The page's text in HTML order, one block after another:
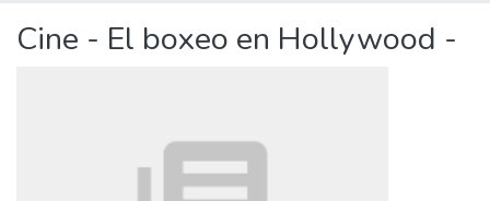
Cine - El boxeo en Hollywood -